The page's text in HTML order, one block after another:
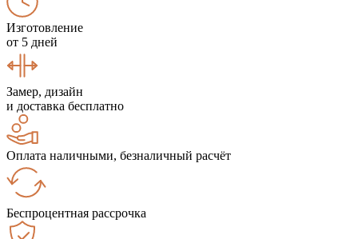
Изготовление
от 5 дней
Замер, дизайн
и доставка бесплатно
Оплата наличными, безналичный расчёт
Беспроцентная рассрочка